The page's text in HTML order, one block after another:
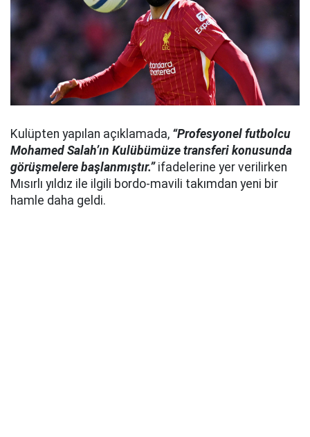
Kulüpten yapılan açıklamada, “Profesyonel futbolcu
Mohamed Salah’ın Kulübümüze transferi konusunda
görüşmelere başlanmıştır.”ifadelerine yer verilirken
Mısırlı yıldız ile ilgili bordo-mavili takımdan yeni bir
hamle daha geldi.